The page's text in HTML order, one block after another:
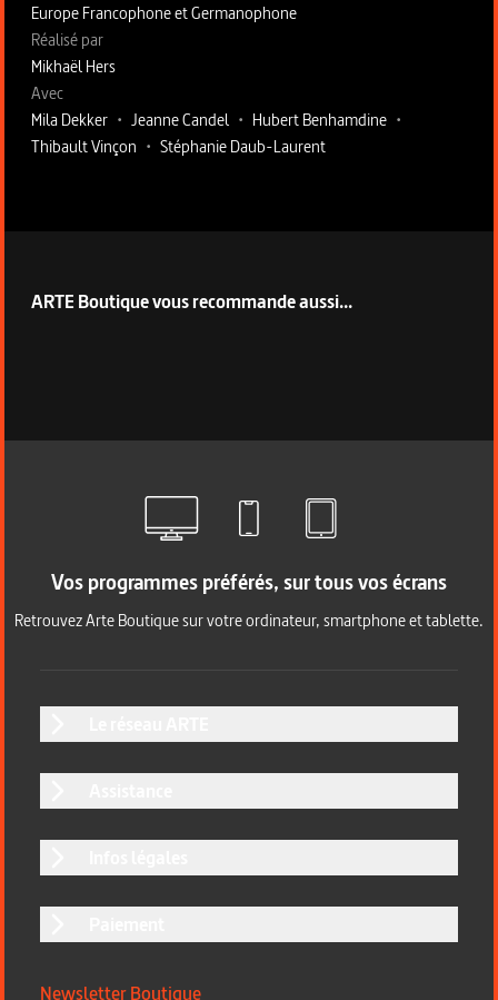
Europe Francophone et Germanophone
Fiche technique section droite
Réalisé par
Mikhaël Hers
Avec
Mila Dekker • Jeanne Candel • Hubert Benhamdine •
Thibault Vinçon • Stéphanie Daub-Laurent
ARTE Boutique vous recommande aussi...
Vos programmes préférés, sur tous vos écrans
Retrouvez Arte Boutique sur votre ordinateur, smartphone et tablette.
Newsletter Boutique